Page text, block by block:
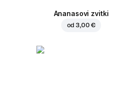
Ananasovi zvitki
od3,00 €